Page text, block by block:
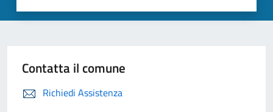
Contatta il comune
Richiedi Assistenza